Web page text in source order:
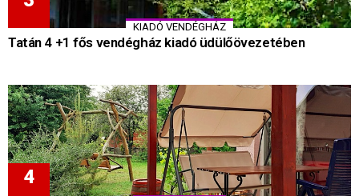
KIADÓ VENDÉGHÁZ
Tatán 4 +1 fős vendégház kiadó üdülőövezetében